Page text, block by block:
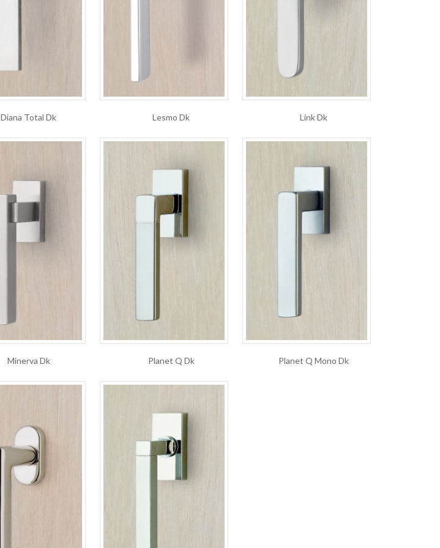
Diana Total Dk Lesmo Dk Link Dk
Minerva Dk Planet Q Dk Planet Q Mono Dk